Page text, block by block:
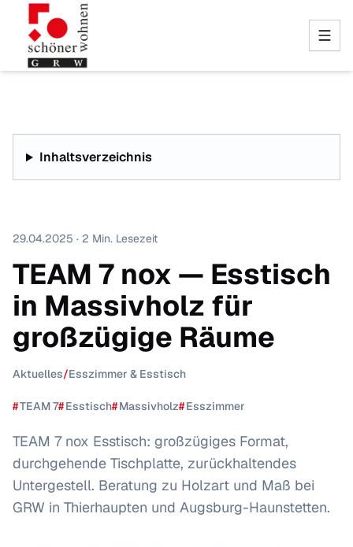
Inhaltsverzeichnis
29.04.2025 · 2 Min. Lesezeit
TEAM 7 nox — Esstisch
in Massivholz für
großzügige Räume
Aktuelles/Esszimmer & Esstisch
#TEAM 7#Esstisch#Massivholz#Esszimmer
TEAM 7 nox Esstisch: großzügiges Format,
durchgehende Tischplatte, zurückhaltendes
Untergestell. Beratung zu Holzart und Maß bei
GRW in Thierhaupten und Augsburg-Haunstetten.